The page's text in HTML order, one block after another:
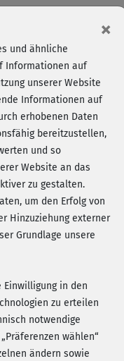
-
×
und ähnliche
Informationen auf
unserer Website
Informationen auf
erhobenen Daten
bereitzustellen,
und so
Website an das
zu gestalten.
um den Erfolg von
Hinzuziehung externer
Grundlage unsere
Einwilligung in den
zu erteilen
notwendige
wählen“
ändern sowie